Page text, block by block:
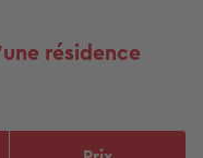
résidence